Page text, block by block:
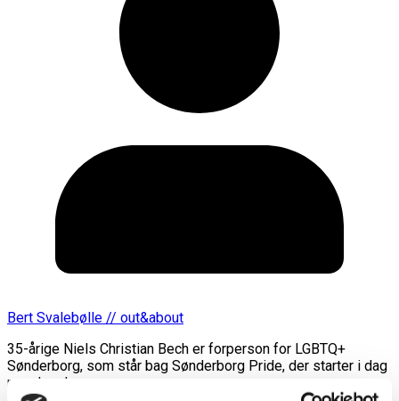
Bert Svalebølle // out&about
35-årige Niels Christian Bech er forperson for LGBTQ+
Sønderborg, som står bag Sønderborg Pride, der starter i dag
mandag den